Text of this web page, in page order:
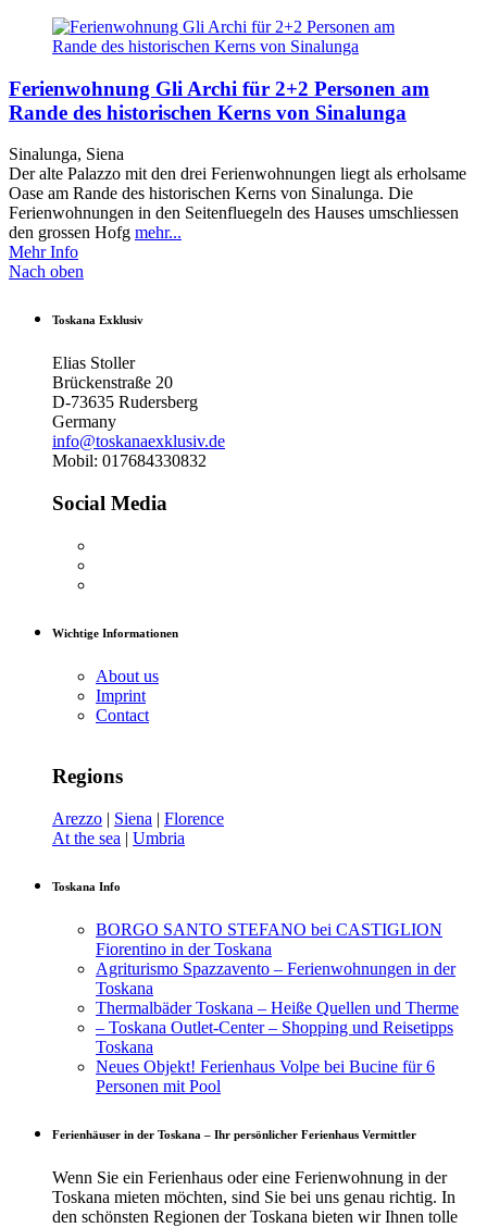
Ferienwohnung Gli Archi für 2+2 Personen am
Rande des historischen Kerns von Sinalunga
Sinalunga, Siena
Der alte Palazzo mit den drei Ferienwohnungen liegt als erholsame
Oase am Rande des historischen Kerns von Sinalunga. Die
Ferienwohnungen in den Seitenfluegeln des Hauses umschliessen
den grossen Hofg mehr...
Mehr Info
Nach oben
Toskana Exklusiv
Elias Stoller
Brückenstraße 20
D-73635 Rudersberg
Germany
info@toskanaexklusiv.de
Mobil: 017684330832
Social Media
Wichtige Informationen
About us
Imprint
Contact
Regions
Arezzo | Siena | Florence
At the sea | Umbria
Toskana Info
BORGO SANTO STEFANO bei CASTIGLION
Fiorentino in der Toskana
Agriturismo Spazzavento – Ferienwohnungen in der
Toskana
Thermalbäder Toskana – Heiße Quellen und Therme
– Toskana Outlet-Center – Shopping und Reisetipps
Toskana
Neues Objekt! Ferienhaus Volpe bei Bucine für 6
Personen mit Pool
Ferienhäuser in der Toskana – Ihr persönlicher Ferienhaus Vermittler
Wenn Sie ein Ferienhaus oder eine Ferienwohnung in der
Toskana mieten möchten, sind Sie bei uns genau richtig. In
den schönsten Regionen der Toskana bieten wir Ihnen tolle